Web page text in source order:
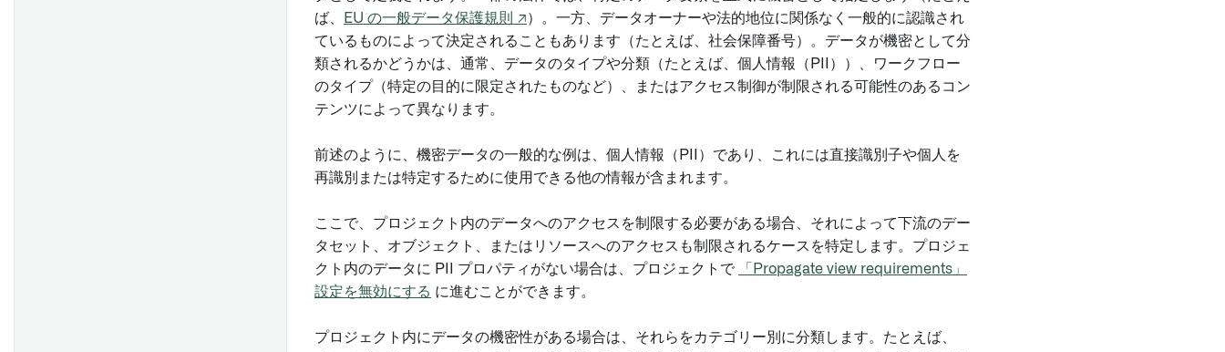
ば、
EU の一般データ保護規則 ↗）。一方、データオーナーや法的地位に関係なく一般的に認識され
ているものによって決定されることもあります（たとえば、社会保障番号）。データが機密として分
類されるかどうかは、通常、データのタイプや分類（たとえば、個人情報（PII））、ワークフロー
のタイプ（特定の目的に限定されたものなど）、またはアクセス制御が制限される可能性のあるコン
テンツによって異なります。
前述のように、機密データの一般的な例は、個人情報（PII）であり、これには直接識別子や個人を
再識別または特定するために使用できる他の情報が含まれます。
ここで、プロジェクト内のデータへのアクセスを制限する必要がある場合、それによって下流のデー
タセット、オブジェクト、またはリソースへのアクセスも制限されるケースを特定します。プロジェ
クト内のデータに PII プロパティがない場合は、プロジェクトで
「Propagate view requirements」
設定を無効にする に進むことができます。
プロジェクト内にデータの機密性がある場合は、それらをカテゴリー別に分類します。たとえば、